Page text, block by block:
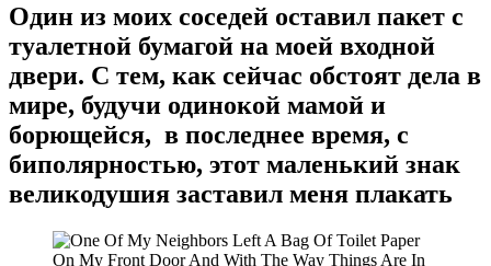
Один из моих соседей оставил пакет с
туалетной бумагой на моей входной
двери. С тем, как сейчас обстоят дела в
мире, будучи одинокой мамой и
борющейся, в последнее время, с
биполярностью, этот маленький знак
великодушия заставил меня плакать